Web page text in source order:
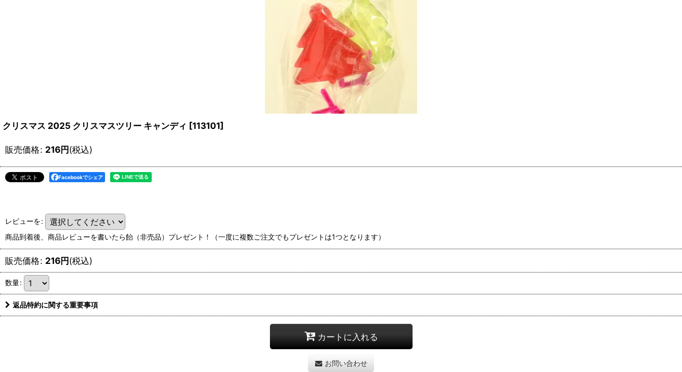
クリスマス 2025 クリスマスツリー キャンディ [113101]
販売価格: 216円(税込)
Facebookでシェア
レビューを:
商品到着後、商品レビューを書いたら飴（非売品）プレゼント！（一度に複数ご注文でもプレゼントは1つとなります）
販売価格: 216円(税込)
数量:
返品特約に関する重要事項
カートに入れる
お問い合わせ